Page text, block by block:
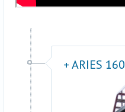
+ ARIES 160